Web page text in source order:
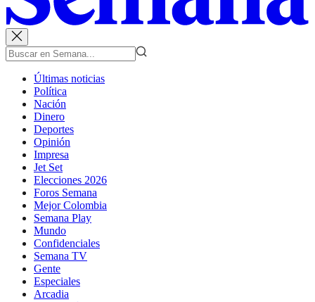
Últimas noticias
Política
Nación
Dinero
Deportes
Opinión
Impresa
Jet Set
Elecciones 2026
Foros Semana
Mejor Colombia
Semana Play
Mundo
Confidenciales
Semana TV
Gente
Especiales
Arcadia